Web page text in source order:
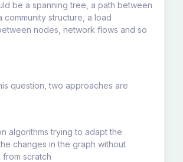
be a spanning tree, a path between
community structure, a load
nodes, network flows and so
question, two approaches are
algorithms trying to adapt the
changes in the graph without
scratch